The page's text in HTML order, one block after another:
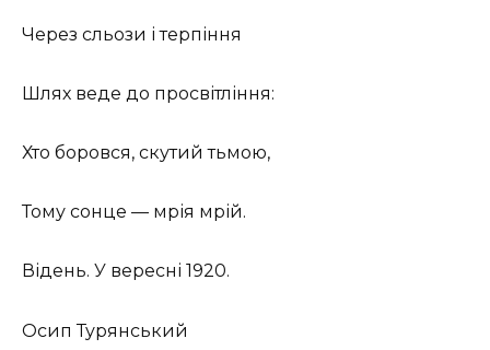
Через сльози і терпіння
Шлях веде до просвітління:
Хто боровся, скутий тьмою,
Тому сонце — мрія мрій.
Відень. У вересні 1920.
Осип Турянський